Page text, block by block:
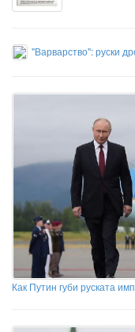
"Варварство": руски
Как Путин губи руската